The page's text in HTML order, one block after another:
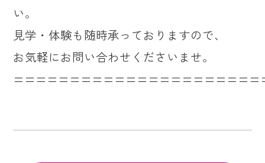
い。
見学・体験も随時承っておりますので、
お気軽にお問い合わせくださいませ。